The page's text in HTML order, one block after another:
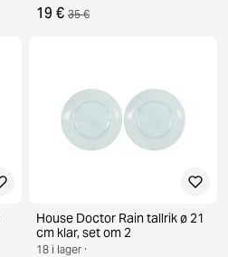
19 € 35 €
House Doctor Rain tallrik ø 21
cm klar, set om 2
18 i lager ·